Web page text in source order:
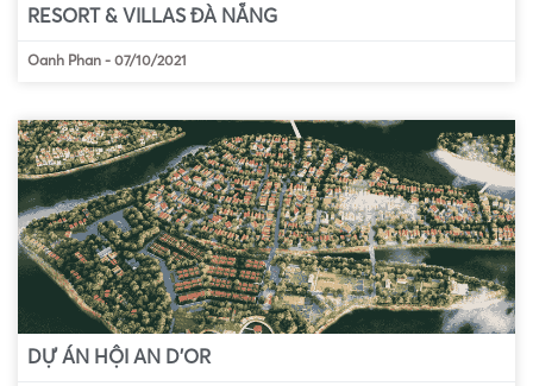
RESORT & VILLAS ĐÀ NẴNG
Oanh Phan - 07/10/2021
DỰ ÁN HỘI AN D’OR